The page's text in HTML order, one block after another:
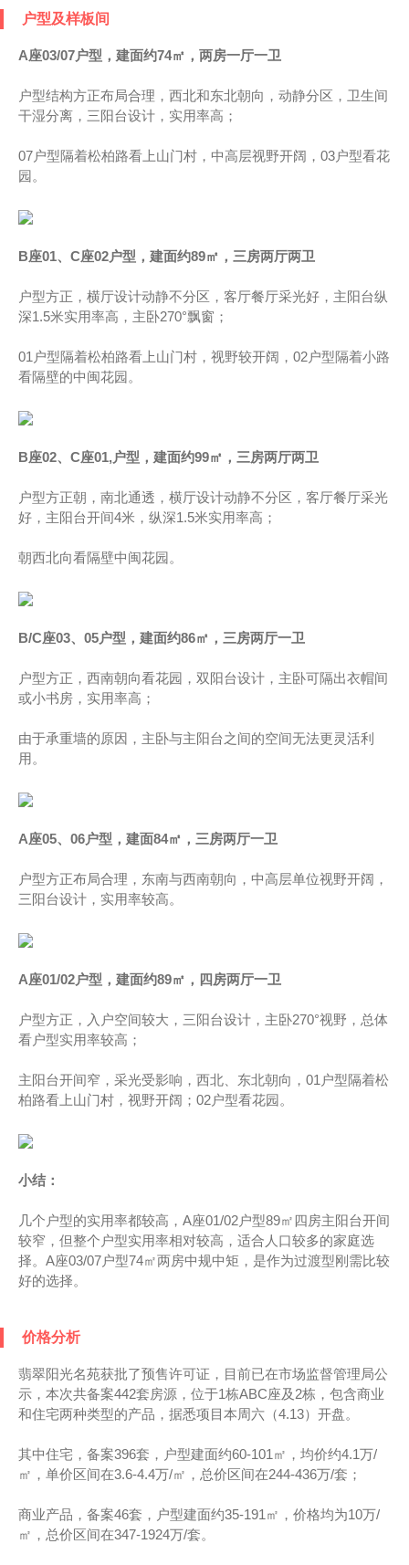
户型及样板间
A座03/07户型，建面约74㎡，两房一厅一卫
户型结构方正布局合理，西北和东北朝向，动静分区，卫生间
干湿分离，三阳台设计，实用率高；
07户型隔着松柏路看上山门村，中高层视野开阔，03户型看花
园。
B座01、C座02户型，建面约89㎡，三房两厅两卫
户型方正，横厅设计动静不分区，客厅餐厅采光好，主阳台纵
深1.5米实用率高，主卧270°飘窗；
01户型隔着松柏路看上山门村，视野较开阔，02户型隔着小路
看隔壁的中闽花园。
B座02、C座01,户型，建面约99㎡，三房两厅两卫
户型方正朝，南北通透，横厅设计动静不分区，客厅餐厅采光
好，主阳台开间4米，纵深1.5米实用率高；
朝西北向看隔壁中闽花园。
B/C座03、05户型，建面约86㎡，三房两厅一卫
户型方正，西南朝向看花园，双阳台设计，主卧可隔出衣帽间
或小书房，实用率高；
由于承重墙的原因，主卧与主阳台之间的空间无法更灵活利
用。
A座05、06户型，建面84㎡，三房两厅一卫
户型方正布局合理，东南与西南朝向，中高层单位视野开阔，
三阳台设计，实用率较高。
A座01/02户型，建面约89㎡，四房两厅一卫
户型方正，入户空间较大，三阳台设计，主卧270°视野，总体
看户型实用率较高；
主阳台开间窄，采光受影响，西北、东北朝向，01户型隔着松
柏路看上山门村，视野开阔；02户型看花园。
小结：
几个户型的实用率都较高，A座01/02户型89㎡四房主阳台开间
较窄，但整个户型实用率相对较高，适合人口较多的家庭选
择。A座03/07户型74㎡两房中规中矩，是作为过渡型刚需比较
好的选择。
价格分析
翡翠阳光名苑获批了预售许可证，目前已在市场监督管理局公
示，本次共备案442套房源，位于1栋ABC座及2栋，包含商业
和住宅两种类型的产品，据悉项目本周六（4.13）开盘。
其中住宅，备案396套，户型建面约60-101㎡，均价约4.1万/
㎡，单价区间在3.6-4.4万/㎡，总价区间在244-436万/套；
商业产品，备案46套，户型建面约35-191㎡，价格均为10万/
㎡，总价区间在347-1924万/套。